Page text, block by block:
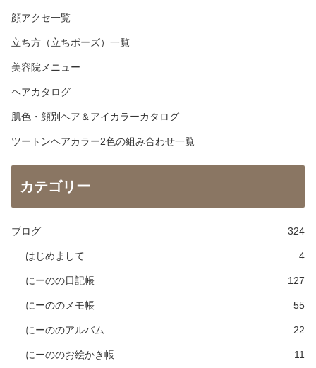
顔アクセ一覧
立ち方（立ちポーズ）一覧
美容院メニュー
ヘアカタログ
肌色・顔別ヘア＆アイカラーカタログ
ツートンヘアカラー2色の組み合わせ一覧
カテゴリー
ブログ 324
はじめまして 4
にーのの日記帳 127
にーののメモ帳 55
にーののアルバム 22
にーののお絵かき帳 11